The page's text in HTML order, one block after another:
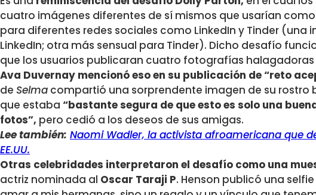
cuatro imágenes diferentes de sí mismos que usarían
para diferentes redes sociales como LinkedIn y Tinder (una
LinkedIn; otra más sensual para Tinder). Dicho desafío
que los usuarios publicaran cuatro fotografías halagadoras
Ava Duvernay mencionó eso en su publicación de “reto
de Selma compartió una sorprendente imagen de su rostro
que estaba “bastante segura de que esto es solo una
fotos”, pero cedió a los deseos de sus amigas.
Lee también: Naomi Wadler, la activista afroamericana que
EE.UU.
Otras celebridades interpretaron el desafío como una
actriz nominada al Oscar Taraji P. Henson publicó una